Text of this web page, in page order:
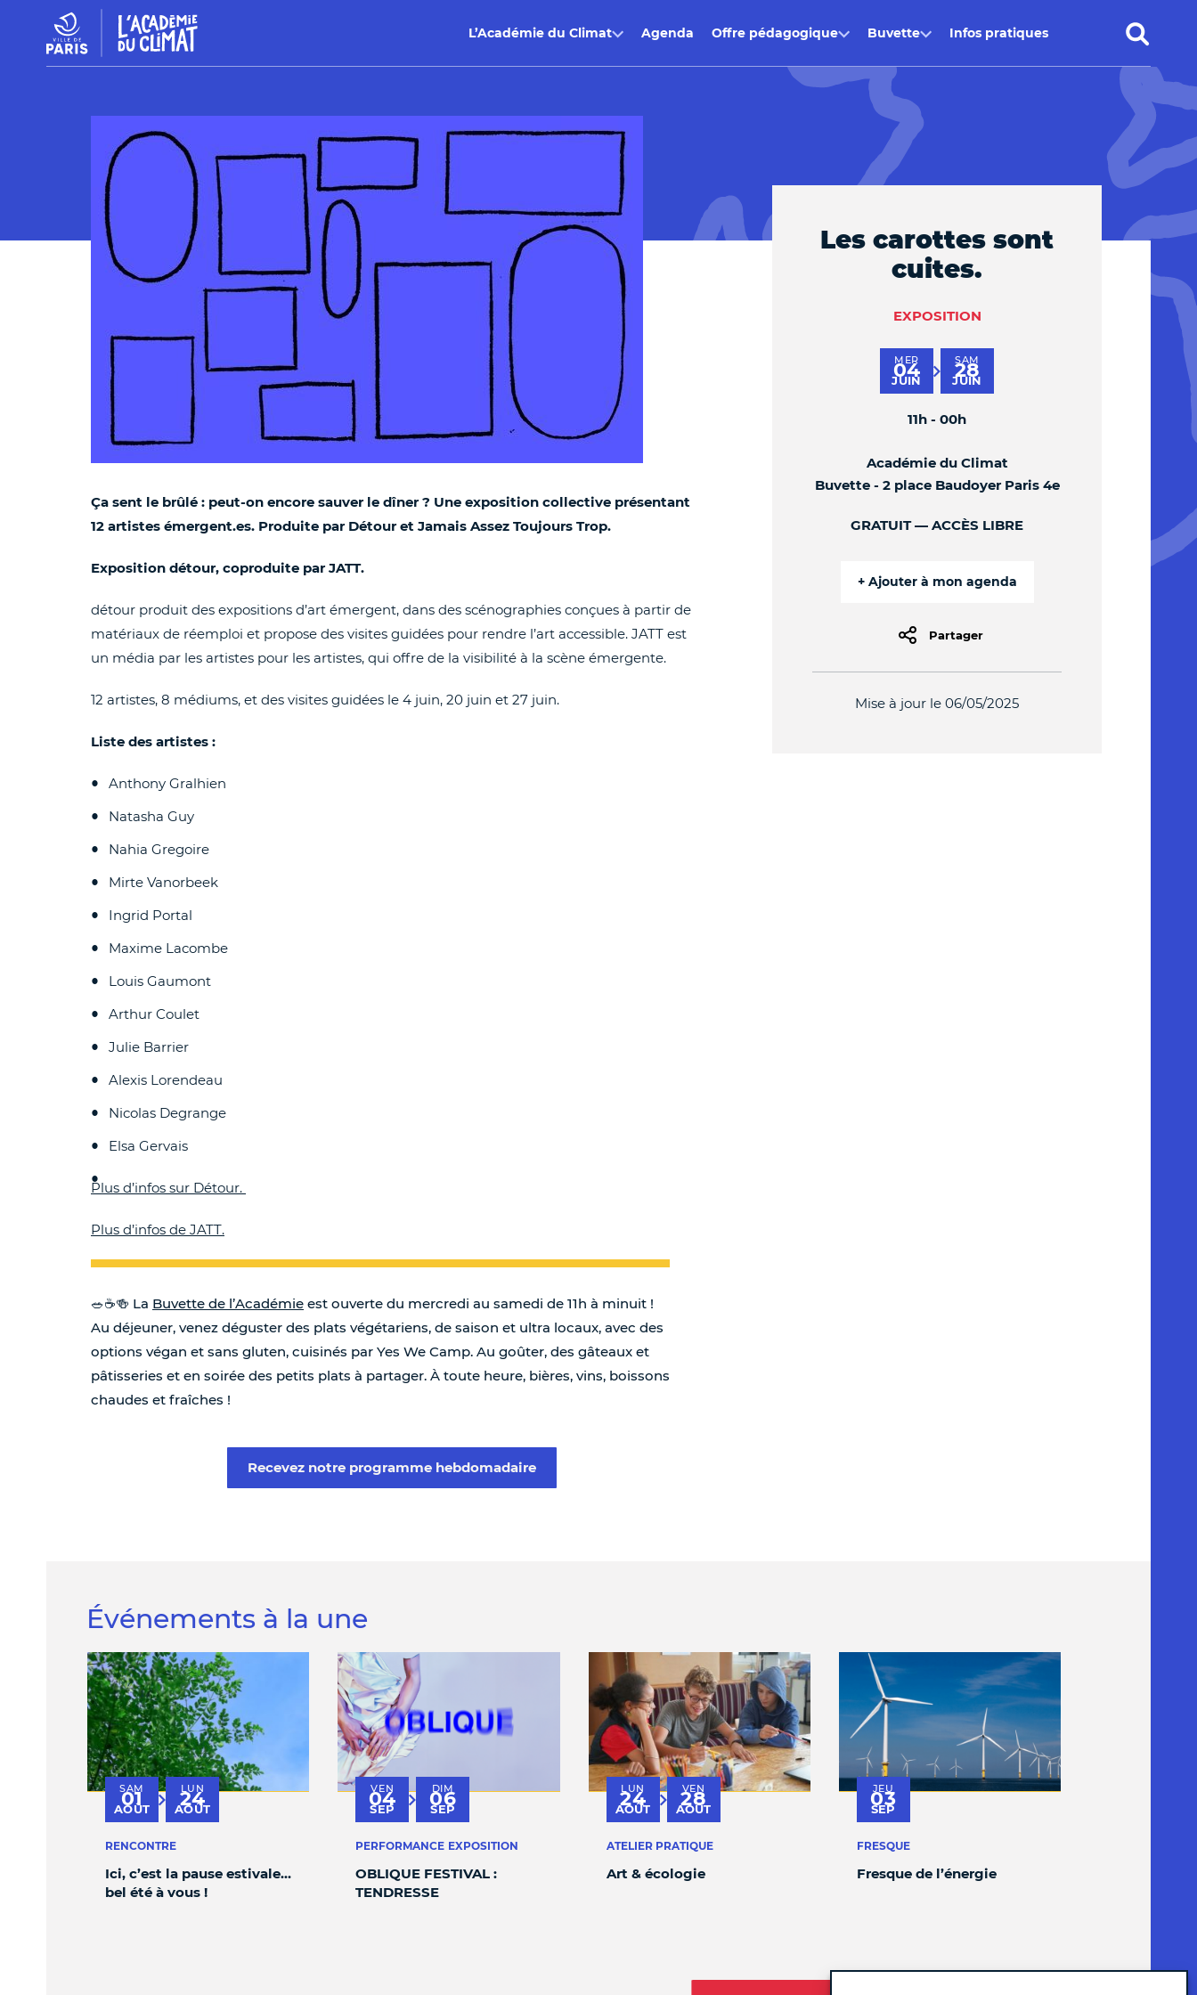
L’Académie du Climat Agenda Offre pédagogique Buvette Infos pratiques
Les carottes sont
cuites.
EXPOSITION
MER
04
JUIN au
SAM
28
JUIN
11h - 00h
Académie du Climat
Buvette - 2 place Baudoyer Paris 4e
GRATUIT ACCÈS LIBRE
Partager
Mise à jour le 06/05/2025
Ça sent le brûlé : peut-on encore sauver le dîner ? Une exposition collective présentant
12 artistes émergent.es. Produite par Détour et Jamais Assez Toujours Trop.
Exposition détour, coproduite par JATT.
détour produit des expositions d’art émergent, dans des scénographies conçues à partir de
matériaux de réemploi et propose des visites guidées pour rendre l’art accessible. JATT est
un média par les artistes pour les artistes, qui offre de la visibilité à la scène émergente.
12 artistes, 8 médiums, et des visites guidées le 4 juin, 20 juin et 27 juin.
Liste des artistes :
Anthony Gralhien
Natasha Guy
Nahia Gregoire
Mirte Vanorbeek
Ingrid Portal
Maxime Lacombe
Louis Gaumont
Arthur Coulet
Julie Barrier
Alexis Lorendeau
Nicolas Degrange
Elsa Gervais
Plus d’infos sur Détour.
Plus d’infos de JATT.
🥗☕️🍻 La Buvette de l’Académie est ouverte du mercredi au samedi de 11h à minuit !
Au déjeuner, venez déguster des plats végétariens, de saison et ultra locaux, avec des
options végan et sans gluten, cuisinés par Yes We Camp. Au goûter, des gâteaux et
pâtisseries et en soirée des petits plats à partager. À toute heure, bières, vins, boissons
chaudes et fraîches !
Recevez notre programme hebdomadaire
Événements à la une
SAM
01
AOÛT au
LUN
24
AOÛT
RENCONTRE
Ici, c’est la pause estivale…
bel été à vous !
VEN
04
SEP au
DIM
06
SEP
PERFORMANCE EXPOSITION
OBLIQUE FESTIVAL :
TENDRESSE
LUN
24
AOÛT au
VEN
28
AOÛT
ATELIER PRATIQUE
Art & écologie
JEU
03
SEP
FRESQUE
Fresque de l’énergie